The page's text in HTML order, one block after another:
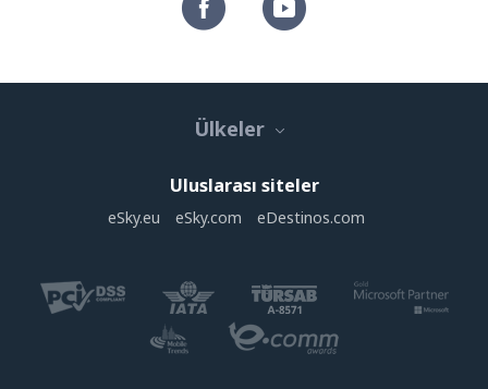
Ülkeler
Uluslarası siteler
eSky.eu eSky.com eDestinos.com